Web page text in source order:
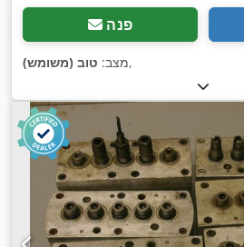
פנה
מצב: טוב (משומש) ,